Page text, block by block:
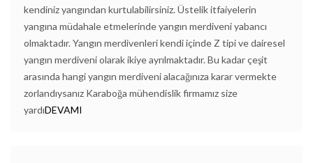
kendiniz yangından kurtulabilirsiniz. Üstelik itfaiyelerin
yangına müdahale etmelerinde yangın merdiveni yabancı
olmaktadır. Yangın merdivenleri kendi içinde Z tipi ve dairesel
yangın merdiveni olarak ikiye ayrılmaktadır. Bu kadar çeşit
arasında hangi yangın merdiveni alacağınıza karar vermekte
zorlandıysanız Karaboğa mühendislik firmamız size
yardıDEVAMI